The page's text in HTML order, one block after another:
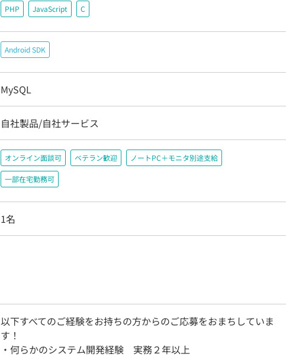
PHP JavaScript C
Android SDK
MySQL
自社製品/自社サービス
オンライン面談可 ベテラン歓迎 ノートPC＋モニタ別途支給
一部在宅勤務可
1名
以下すべてのご経験をお持ちの方からのご応募をおまちしていま
す！
・何らかのシステム開発経験 実務２年以上